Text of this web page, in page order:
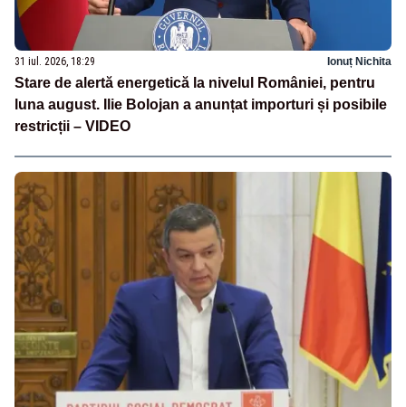
31 iul. 2026, 18:29 Ionuț Nichita
Stare de alertă energetică la nivelul României, pentru
luna august. Ilie Bolojan a anunțat importuri și posibile
restricții – VIDEO